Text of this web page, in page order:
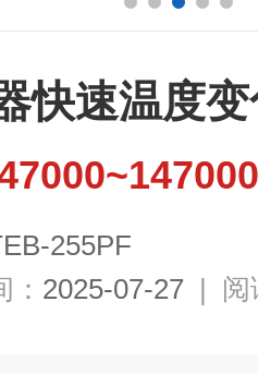
快速温度
255PF
2025-07-27 | 阅